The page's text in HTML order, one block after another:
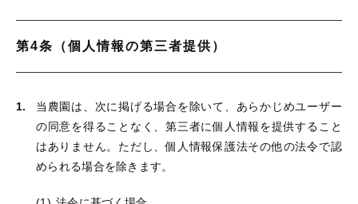
第4条（個人情報の第三者提供）
当農園は、次に掲げる場合を除いて、あらかじめユーザー
の同意を得ることなく、第三者に個人情報を提供すること
はありません。ただし、個人情報保護法その他の法令で認
められる場合を除きます。